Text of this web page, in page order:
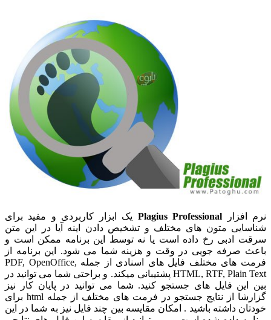
نرم افزار Plagius Professional یک ابزار کاربردی و مفید برای
شناسایی متون های مختلف و تشخیص دادن اینه آیا در این متن
سرقت ادبی رخ داده است یا نه توسط این برنامه ممکن است و
باعث صرفه جویی در وقت و هزینه شما می شود. این برنامه از
فرمت های مختلف فایل های اسنادی از جمله PDF, OpenOffice,
HTML, RTF, Plain Text پشتیبانی میکند. و براحتی شما می توانید در
بین این فایل های جستجو کنید. شما می توانید در پایان کار نیز
گزارشا از نتایج جستجو در فرمت های مختلف از جمله html برای
خودتان داشته باشید . امکان مقایسه بین چند فایل نیز به شما در این